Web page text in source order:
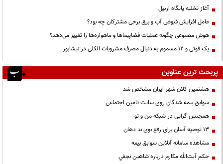
آغاز تخلیه پایگاه اربیل
عامل افزایش قبوض آب و برق برخی مشترکان چه بود؟
هوش مصنوعی چگونه عملیات فضاپیماها و ماهواره‌ها را تغییر می‌دهد؟
یک فوتی و ۱۲ مسموم به دنبال مصرف مشروبات الکلی در نیشابور
پربحث ترین عناوین
هشتمین کلان شهر ایران مشخص شد
سوابق بیمه شدگان روی سایت تامین اجتماعی
همجنس گرایی در شبکه من و تو
13 توصیه آسان برای رفع بوی بد دهان
مشاهده سامانه آنلاين سوابق بیمه
حكم آيت‌الله مكارم درباره شاهين نجفي